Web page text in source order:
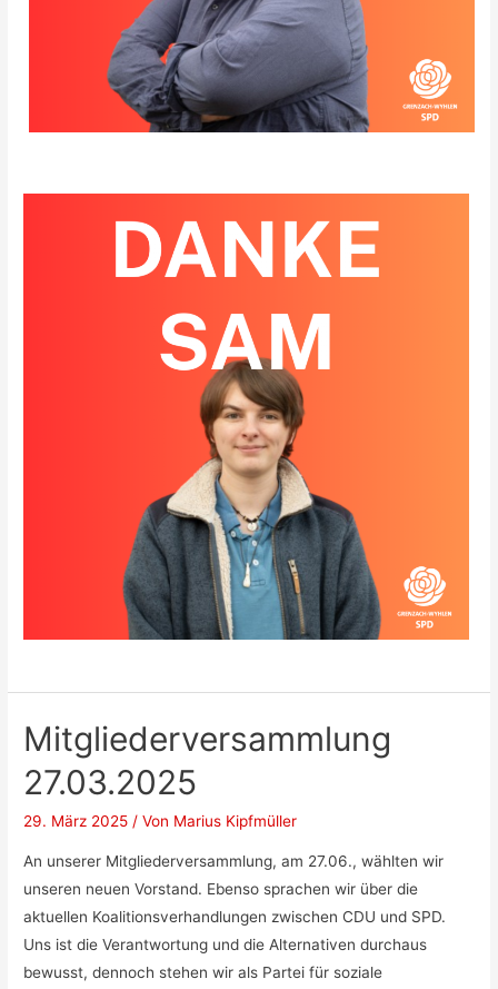
Mitgliederversammlung
27.03.2025
29. März 2025 / Von Marius Kipfmüller
An unserer Mitgliederversammlung, am 27.06., wählten wir
unseren neuen Vorstand. Ebenso sprachen wir über die
aktuellen Koalitionsverhandlungen zwischen CDU und SPD.
Uns ist die Verantwortung und die Alternativen durchaus
bewusst, dennoch stehen wir als Partei für soziale